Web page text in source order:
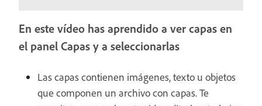
En este vídeo has aprendido a ver capas en
el panel Capas y a seleccionarlas
Las capas contienen imágenes, texto u objetos
que componen un archivo con capas. Te